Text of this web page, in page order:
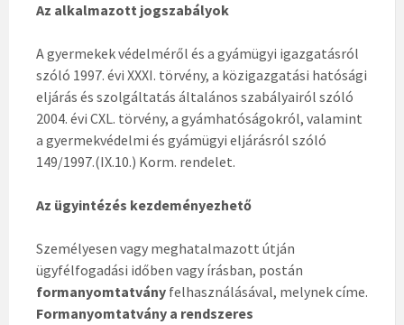
Az alkalmazott jogszabályok
A gyermekek védelméről és a gyámügyi igazgatásról
szóló 1997. évi XXXI. törvény, a közigazgatási hatósági
eljárás és szolgáltatás általános szabályairól szóló
2004. évi CXL. törvény, a gyámhatóságokról, valamint
a gyermekvédelmi és gyámügyi eljárásról szóló
149/1997.(IX.10.) Korm. rendelet.
Az ügyintézés kezdeményezhető
Személyesen vagy meghatalmazott útján
ügyfélfogadási időben vagy írásban, postán
formanyomtatvány felhasználásával, melynek címe.
Formanyomtatvány a rendszeres